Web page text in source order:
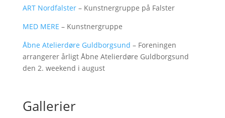
ART Nordfalster– Kunstnergruppe på Falster
MED MERE – Kunstnergruppe
Åbne Atelierdøre Guldborgsund – Foreningen
arrangerer årligt Åbne Atelierdøre Guldborgsund
den 2. weekend i august
Gallerier